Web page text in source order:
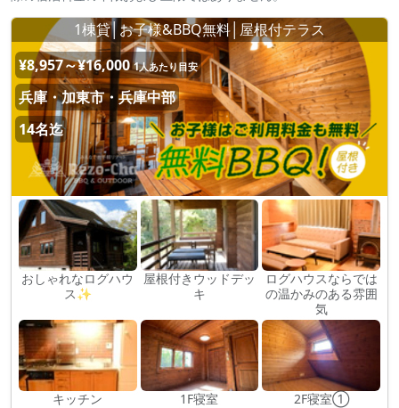
1棟貸│お子様&BBQ無料│屋根付テラス
¥8,957～¥16,000 1人あたり目安
兵庫・加東市・兵庫中部
14名迄
おしゃれなログハウ
ス✨
屋根付きウッドデッ
キ
ログハウスならでは
の温かみのある雰囲
気
キッチン 1F寝室 2F寝室①